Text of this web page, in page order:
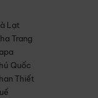
Lạt
Trang
Quốc
Thiết